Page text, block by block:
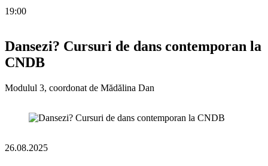
19:00
Dansezi? Cursuri de dans contemporan la
CNDB
Modulul 3, coordonat de Mădălina Dan
26.08.2025